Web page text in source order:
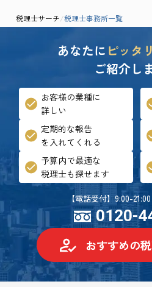
税理士サーチ/税理士事務所一覧
あなたに ピッタ
ご紹介し
お客様の業種に
詳しい
定期的な報告
を入れてくれる
予算内で最適な
税理士も探せます
【電話受付】9:00-
0120-
おすすめの